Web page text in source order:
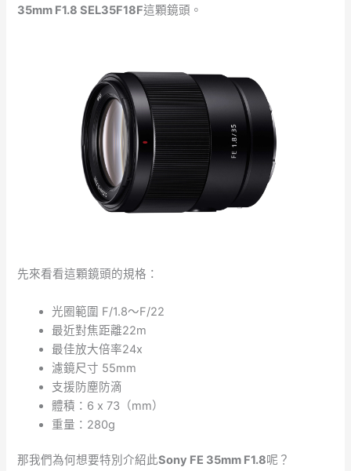
35mm F1.8 SEL35F18F這顆鏡頭。
先來看看這顆鏡頭的規格：
光圈範圍 F/1.8～F/22
最近對焦距離22m
最佳放大倍率24x
濾鏡尺寸 55mm
支援防塵防滴
體積：6 x 73（mm）
重量：280g
那我們為何想要特別介紹此Sony FE 35mm F1.8呢？